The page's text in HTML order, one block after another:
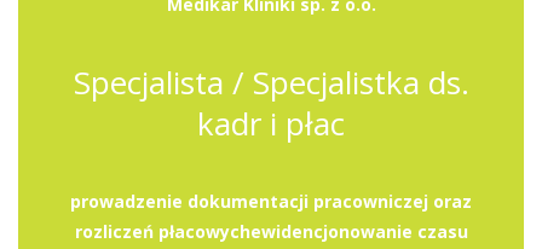
Specjalista / Specjalistka ds.
kadr i płac
prowadzenie dokumentacji pracowniczej oraz
rozliczeń płacowychewidencjonowanie czasu